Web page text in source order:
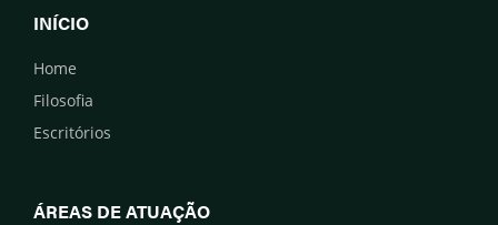
INÍCIO
Home
Filosofia
Escritórios
ÁREAS DE ATUAÇÃO